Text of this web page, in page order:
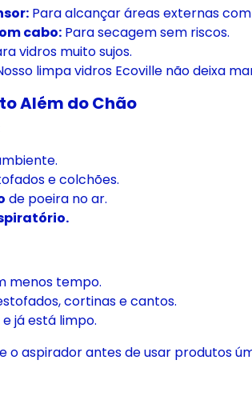
Para alcançar áreas externas
cabo: Para secagem sem riscos.
vidros muito sujos.
limpa vidros Ecoville não deixa
Além do Chão
e colchões.
de poeira no ar.
menos tempo.
cortinas e cantos.
já está limpo.
o aspirador antes de usar produtos